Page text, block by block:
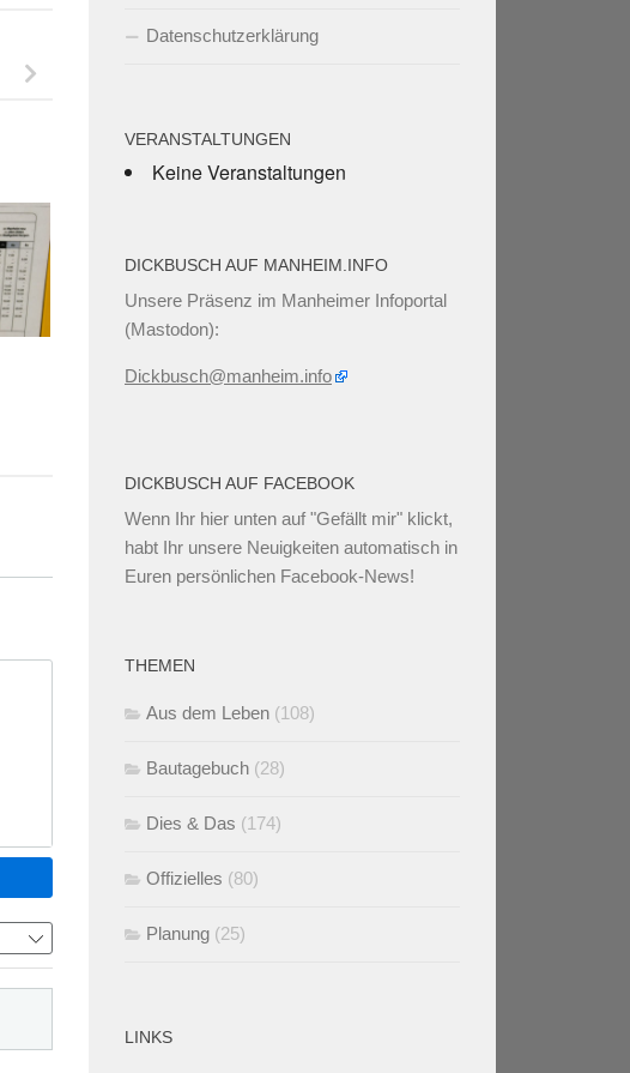
Datenschutzerklärung
VERANSTALTUNGEN
Keine Veranstaltungen
DICKBUSCH AUF MANHEIM.INFO
Unsere Präsenz im Manheimer Infoportal
(Mastodon):
Dickbusch@manheim.info
DICKBUSCH AUF FACEBOOK
Wenn Ihr hier unten auf "Gefällt mir" klickt,
habt Ihr unsere Neuigkeiten automatisch in
Euren persönlichen Facebook-News!
THEMEN
Aus dem Leben (108)
Bautagebuch (28)
Dies & Das (174)
Offizielles (80)
Planung (25)
LINKS